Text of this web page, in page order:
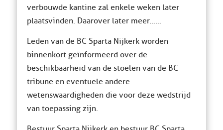
verbouwde kantine zal enkele weken later
plaatsvinden. Daarover later meer……
Leden van de BC Sparta Nijkerk worden
binnenkort geïnformeerd over de
beschikbaarheid van de stoelen van de BC
tribune en eventuele andere
wetenswaardigheden die voor deze wedstrijd
van toepassing zijn.